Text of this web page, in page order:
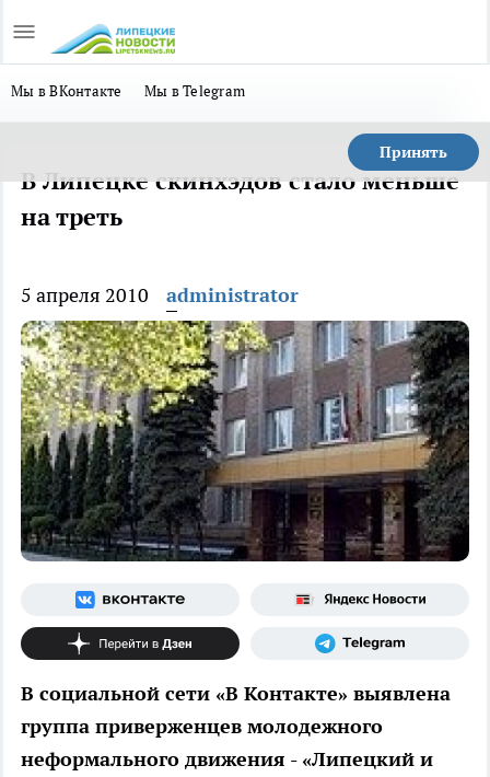
Мы в ВКонтакте Мы в Telegram
Принять
В Липецке скинхэдов стало меньше
на треть
5 апреля 2010 administrator
В социальной сети «В Контакте» выявлена
группа приверженцев молодежного
неформального движения - «Липецкий и